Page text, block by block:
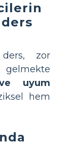
zor
uyum
hem